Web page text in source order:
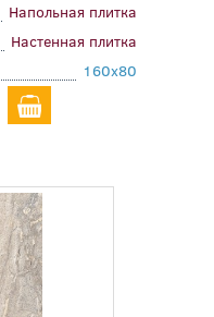
Напольная плитка
Настенная плитка
160x80